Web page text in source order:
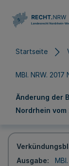
Startseite
MBl. NRW. 2017
Änderung der
Nordrhein vom
Ausgabe